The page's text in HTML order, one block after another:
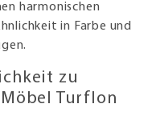
harmonischen
in Farbe und
zu
Turflon